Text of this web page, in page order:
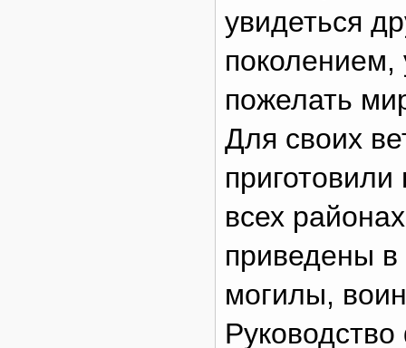
увидеться
поколением,
пожелать
Для своих
всех
приведены
могилы,